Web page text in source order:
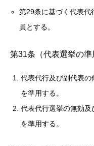
第29条に基づく代表代
員とする。
第31条（代表選挙の準
代表代行及び副代表
を準用する。
代表代行選挙の無効
を準用する。